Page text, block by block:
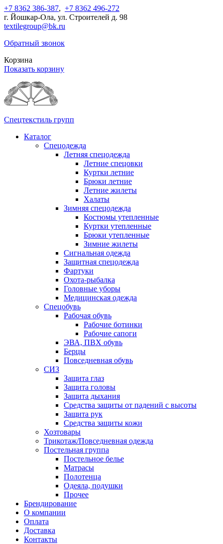
+7 8362 386-387, +7 8362 496-272
г. Йошкар-Ола, ул. Строителей д. 98
textilegroup@bk.ru
Обратный звонок
Корзина
Показать корзину
Спецтекстиль групп
Каталог
Спецодежда
Летняя спецодежда
Летние спецовки
Куртки летние
Брюки летние
Летние жилеты
Халаты
Зимняя спецодежда
Костюмы утепленные
Куртки утепленные
Брюки утепленные
Зимние жилеты
Сигнальная одежда
Защитная спецодежда
Фартуки
Охота-рыбалка
Головные уборы
Медицинская одежда
Спецобувь
Рабочая обувь
Рабочие ботинки
Рабочие сапоги
ЭВА, ПВХ обувь
Берцы
Повседневная обувь
СИЗ
Защита глаз
Защита головы
Защита дыхания
Средства защиты от падений с высоты
Защита рук
Средства защиты кожи
Хозтовары
Трикотаж/Повседневная одежда
Постельная группа
Постельное белье
Матрасы
Полотенца
Одеяла, подушки
Прочее
Брендирование
О компании
Оплата
Доставка
Контакты